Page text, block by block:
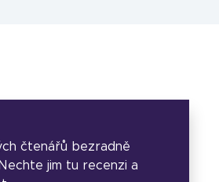
čtenářů bezradně
jim tu recenzi a